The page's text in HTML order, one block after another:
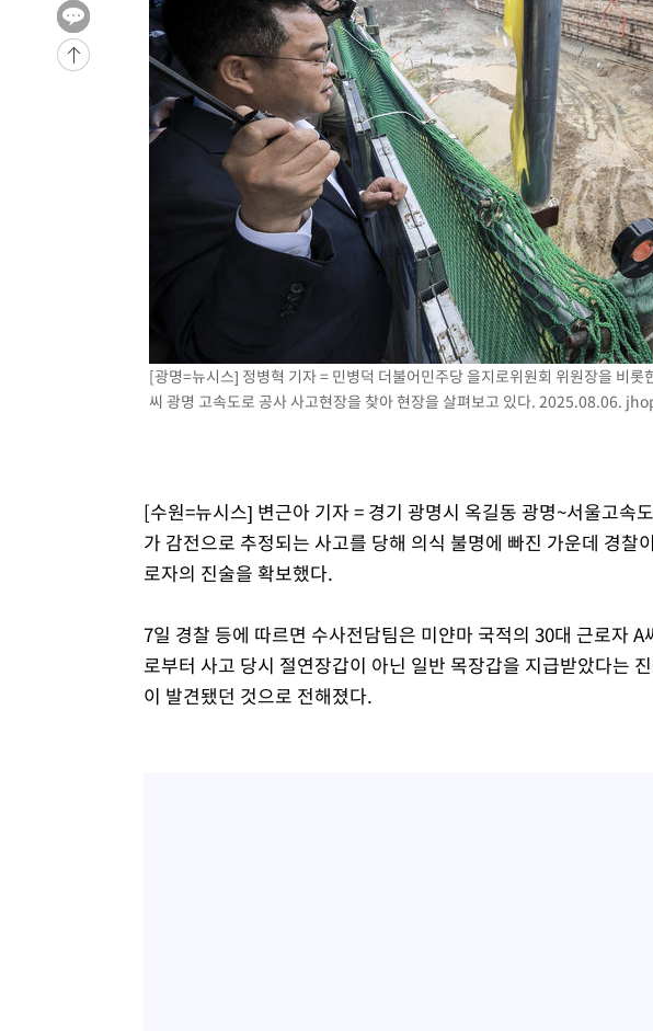
-21094초 전 >
AT마드리드 데뷔 앞둔 이강인, 맨시티전 선발 대신 '벤치 시작'
-19724초 전 >
[속보]與 강원·TK 당원투표 합산 김민석 48.54%로 승리…정청래
44.40%
-19058초 전 >
與 강원·TK 당원투표 합산 김민석 46.01%로 승리…정청래
[속보]與전대 권리당원투표…강원·경북 김민석, 대구 정청래 승리
[속보]與 당대표 경선, 경북 권리당원 투표 김민석 47.37%·정청래
[속보]與 당대표 경선, 대구 권리당원 투표 정청래 47.82%·김민석
[속보]與 당대표 경선, 강원 권리당원 투표 김민석 승리…50.30%
"일본축구협회, 대한축구협회 성 접대 의혹 심판 조사"
[속보]장은수, KLPGA 제주삼다수 역전 우승…데뷔 10년 차에 첫 정
"얼마나 더웠으면"…안동 물길공원서 헤엄친 구렁이 '소동'
손흥민, 68분 뛰고 2경기 침묵…LAFC, 톨루카에 1-0 승리(종합)
'2경기 연속 침묵' 손흥민, 톨루카전 68분만 뛰고 슈팅 0개
이강인, 오늘 서울서 AT마드리드 입단식…'전례 없는 특급대우'
'여긴 20도, 저긴 50도'…열화상 카메라로 본 폭염 저감시설 '온도차'
[광명=뉴시스] 정병혁 기자 = 민병덕 더불어민주당 을지로위원회 위원장을 비
씨 광명 고속도로 공사 사고현장을 찾아 현장을 살펴보고 있다. 2025.08.06.
[수원=뉴시스] 변근아 기자 = 경기 광명시 옥길동 광명~서울고속
가 감전으로 추정되는 사고를 당해 의식 불명에 빠진 가운데 경찰
로자의 진술을 확보했다.
7일 경찰 등에 따르면 수사전담팀은 미얀마 국적의 30대 근로자
로부터 사고 당시 절연장갑이 아닌 일반 목장갑을 지급받았다는
이 발견됐던 것으로 전해졌다.